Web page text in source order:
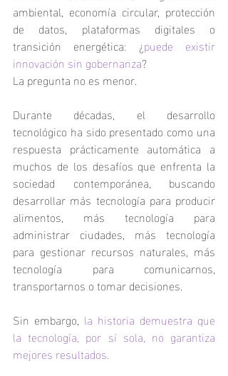
ambiental, economía circular, protección
de datos, plataformas digitales o
transición energética: ¿puede existir
innovación sin gobernanza?
La pregunta no es menor.
Durante décadas, el desarrollo
tecnológico ha sido presentado como una
respuesta prácticamente automática a
muchos de los desafíos que enfrenta la
sociedad contemporánea, buscando
desarrollar más tecnología para producir
alimentos, más tecnología para
administrar ciudades, más tecnología
para gestionar recursos naturales, más
tecnología para comunicarnos,
transportarnos o tomar decisiones.
Sin embargo, la historia demuestra que
la tecnología, por sí sola, no garantiza
mejores resultados.